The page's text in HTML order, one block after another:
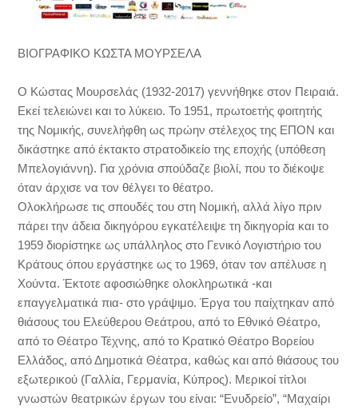
ΒΙΟΓΡΑΦΙΚΟ ΚΩΣΤΑ ΜΟΥΡΣΕΛΑ
Ο Κώστας Μουρσελάς (1932-2017) γεννήθηκε στον Πειραιά.
Εκεί τελειώνει και το λύκειο. Το 1951, πρωτοετής φοιτητής
της Νομικής, συνελήφθη ως πρώην στέλεχος της ΕΠΟΝ και
δικάστηκε από έκτακτο στρατοδικείο της εποχής (υπόθεση
Μπελογιάννη). Για χρόνια σπούδαζε βιολί, που το διέκοψε
όταν άρχισε να τον θέλγει το θέατρο.
Ολοκλήρωσε τις σπουδές του στη Νομική, αλλά λίγο πριν
πάρει την άδεια δικηγόρου εγκατέλειψε τη δικηγορία και το
1959 διορίστηκε ως υπάλληλος στο Γενικό Λογιστήριο του
Κράτους όπου εργάστηκε ως το 1969, όταν τον απέλυσε η
Χούντα. Έκτοτε αφοσιώθηκε ολοκληρωτικά -και
επαγγελματικά πια- στο γράψιμο. Έργα του παίχτηκαν από
θιάσους του Ελεύθερου Θεάτρου, από το Εθνικό Θέατρο,
από το Θέατρο Τέχνης, από το Κρατικό Θέατρο Βορείου
Ελλάδος, από Δημοτικά Θέατρα, καθώς και από θιάσους του
εξωτερικού (Γαλλία, Γερμανία, Κύπρος). Μερικοί τίτλοι
γνωστών θεατρικών έργων του είναι: “Ενυδρείο”, “Μαχαίρι